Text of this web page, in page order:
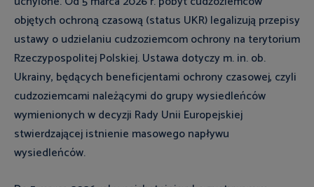
objętych ochroną czasową (status UKR) legalizują przepisy
ustawy o udzielaniu cudzoziemcom ochrony na terytorium
Rzeczypospolitej Polskiej. Ustawa dotyczy m. in. ob.
Ukrainy, będących beneficjentami ochrony czasowej, czyli
cudzoziemcami należącymi do grupy wysiedleńców
wymienionych w decyzji Rady Unii Europejskiej
stwierdzającej istnienie masowego napływu
wysiedleńców.